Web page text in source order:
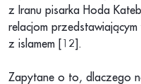
z Iranu pisarka Hoda
relacjom
z islamem [12].
Zapytane o to, dlaczego